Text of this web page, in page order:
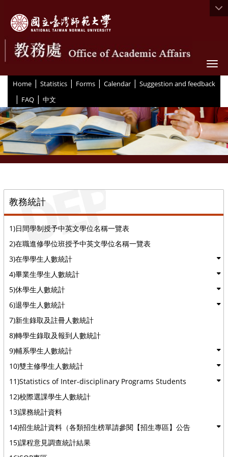
Home | Statistics | Forms | Calendar | Suggestion and feedback
| FAQ | 中文
教務統計
1)日間學制授予中英文學位名稱一覽表
2)在職進修學位班授予中英文學位名稱一覽表
3)在學學生人數統計
4)畢業生學生人數統計
5)休學生人數統計
6)退學生人數統計
7)新生錄取及註冊人數統計
8)轉學生錄取及報到人數統計
9)輔系學生人數統計
10)雙主修學生人數統計
11)Statistics of Inter-disciplinary Programs Students
12)校際選課學生人數統計
13)課務統計資料
14)招生統計資料（各類招生榜單請參閱【招生專區】公告
15)課程意見調查統計結果